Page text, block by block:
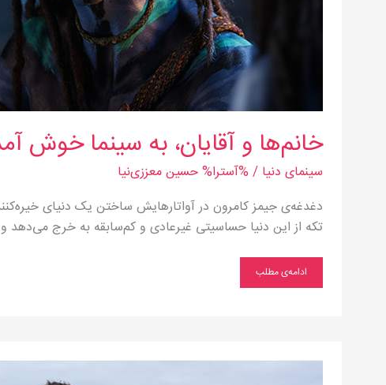
خانم‌ها و آقایان، به سینما خوش
سینمای دنیا / %آسترا%حسین معززی‌نیا
دغدغه‌ی جیمز کامرون در آواتارهایش ساختن یک دنیای
تکه‌ از این دنیا حساسیتی غیرعادی و کم‌سابقه به خرج می‌دهد
ادامه‌ی مطلب